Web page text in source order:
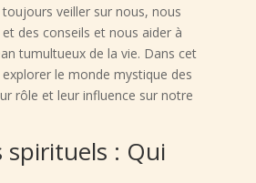
veiller sur nous, nous
des conseils et nous aider à
tumultueux de la vie. Dans cet
le monde mystique des
rôle et leur influence sur notre
spirituels : Qui